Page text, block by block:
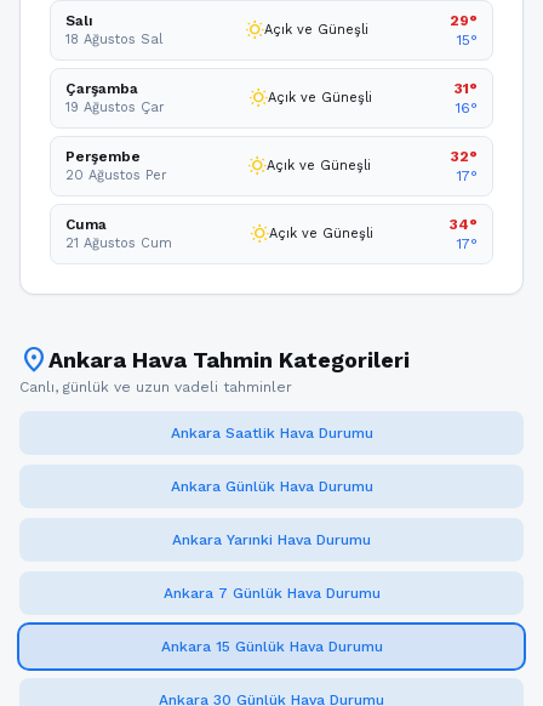
Salı
18 Ağustos Sal wb_sunnyAçık ve Güneşli
29°
15°
Çarşamba
19 Ağustos Çar wb_sunnyAçık ve Güneşli
31°
16°
Perşembe
20 Ağustos Per wb_sunnyAçık ve Güneşli
32°
17°
Cuma
21 Ağustos Cum wb_sunnyAçık ve Güneşli
34°
17°
location_onAnkara Hava Tahmin Kategorileri
Canlı, günlük ve uzun vadeli tahminler
Ankara Saatlik Hava Durumu
Ankara Günlük Hava Durumu
Ankara Yarınki Hava Durumu
Ankara 7 Günlük Hava Durumu
Ankara 15 Günlük Hava Durumu
Ankara 30 Günlük Hava Durumu